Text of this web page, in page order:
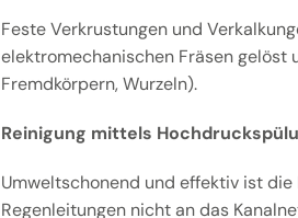
Feste Verkrustungen und
elektromechanischen Fräsen gelöst
Fremdkörpern, Wurzeln).
Reinigung mittels
Umweltschonend und effektiv ist
Regenleitungen nicht an das